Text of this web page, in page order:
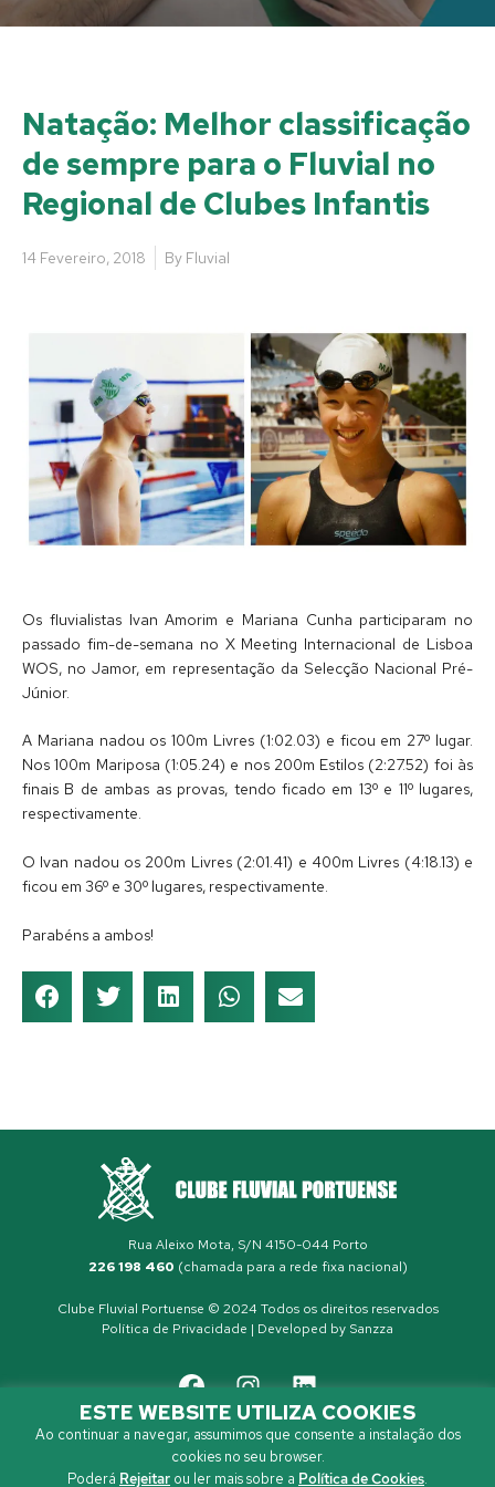
Natação: Melhor classificação
de sempre para o Fluvial no
Regional de Clubes Infantis
14 Fevereiro, 2018 By Fluvial
Os fluvialistas Ivan Amorim e Mariana Cunha participaram no
passado fim-de-semana no X Meeting Internacional de Lisboa
WOS, no Jamor, em representação da Selecção Nacional Pré-
Júnior.
A Mariana nadou os 100m Livres (1:02.03) e ficou em 27º lugar.
Nos 100m Mariposa (1:05.24) e nos 200m Estilos (2:27.52) foi às
finais B de ambas as provas, tendo ficado em 13º e 11º lugares,
respectivamente.
O Ivan nadou os 200m Livres (2:01.41) e 400m Livres (4:18.13) e
ficou em 36º e 30º lugares, respectivamente.
Parabéns a ambos!
Rua Aleixo Mota, S/N 4150-044 Porto
226 198 460 (chamada para a rede fixa nacional)
Clube Fluvial Portuense © 2024 Todos os direitos reservados
Política de Privacidade | Developed by Sanzza
ESTE WEBSITE UTILIZA COOKIES
Ao continuar a navegar, assumimos que consente a instalação dos
cookies no seu browser.
Poderá Rejeitar ou ler mais sobre a Política de Cookies.